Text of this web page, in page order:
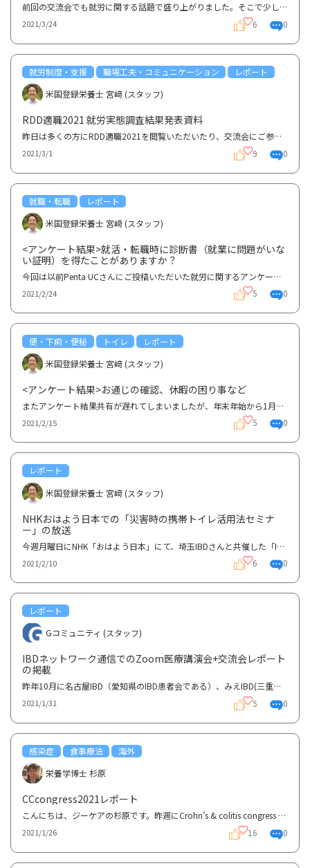
前回の交流会でも就労に関する話題で盛り上がりました。そこで少しずつ、以前の就労に関するイベントRDD...
2021/3/24 6 0
就労制度・支援 職場工夫・コミュニケーション
レポート
米国登録栄養士 宮﨑 (スタッフ)
RDD適職2021 就労実態調査結果発表資料
昨日は多くの方にRDD適職2021を閲覧いただいたり、交流会にご参加いただき誠にありがとうございました！...
2021/3/1 9 0
就職・転職
レポート
米国登録栄養士 宮﨑 (スタッフ)
<アンケート結果>就活・転職時に診断書（就業に問題がいな
い証明）を得たことがありますか？
今回は以前Penta UCさんにご投稿いただいた就労に関するアンケートです。 就活・転職時に診断書（就業に...
2021/2/24 5 0
便・下痢・便秘 トイレ
レポート
米国登録栄養士 宮﨑 (スタッフ)
<アンケート結果>お通じの確認、休暇の困り事など
またアンケート結果共有が遅れてしまいましたが、年末年始から1月にかけて行われたアンケート結果を共有...
2021/2/15 5 0
レポート
米国登録栄養士 宮﨑 (スタッフ)
NHKおはよう日本での「災害時の携帯トイレ活用法セミナ
ー」の放送
今週月曜日にNHK「おはよう日本」にて、埼玉IBDさんと共催した「IBD患者さんのための携帯トイレ活用法セ...
2021/2/10 6 0
レポート
Gコミュニティ (スタッフ)
IBDネットワーク通信でのZoom医療講演会+交流会レポート
の掲載
昨年10月に名古屋IBD（愛知県のIBD患者会である）、みえIBD(三重県にあるIBD患者会)と共同で開催したZoo...
2021/1/31 5 0
感染症 食事療法
海外
栄養学博士 杉原
CCcongress2021レポート
こんにちは、ジーケアの杉原です。昨週にCrohn’s & colitis congress 2021の学会に参加してきましたので...
2021/1/26 16 0